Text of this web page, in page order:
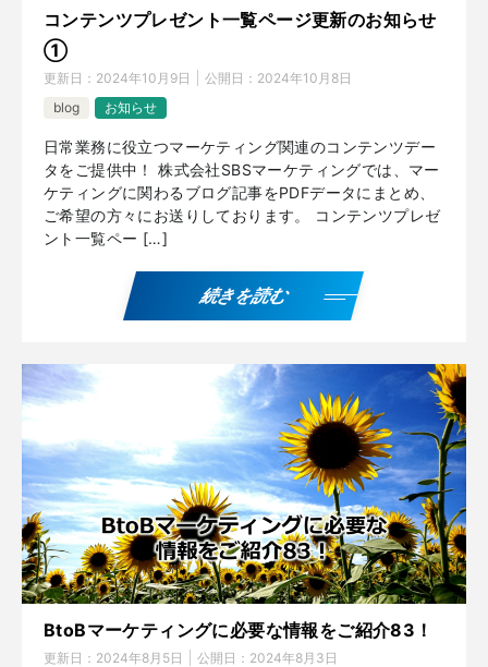
コンテンツプレゼント一覧ページ更新のお知らせ
①
更新日： 2024年10月9日 公開日： 2024年10月8日
blog
お知らせ
日常業務に役立つマーケティング関連のコンテンツデー
タをご提供中！ 株式会社SBSマーケティングでは、マー
ケティングに関わるブログ記事をPDFデータにまとめ、
ご希望の方々にお送りしております。 コンテンツプレゼ
ント一覧ペー […]
続きを読む
BtoBマーケティングに必要な情報をご紹介83！
更新日： 2024年8月5日 公開日： 2024年8月3日